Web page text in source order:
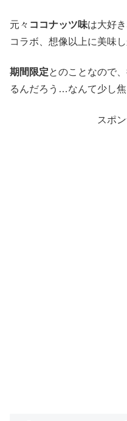
元々 ココナッツ味は大好
コラボ、想像以上に美味し
期間限定とのことなので
るんだろう…なんて少し焦
スポ